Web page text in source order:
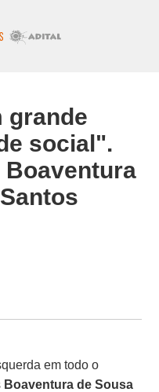
grande
social".
em todo o
Boaventura de Sousa